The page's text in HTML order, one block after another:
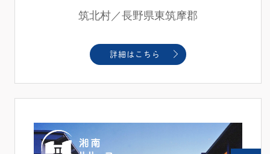
筑北村／長野県東筑摩郡
詳細はこちら